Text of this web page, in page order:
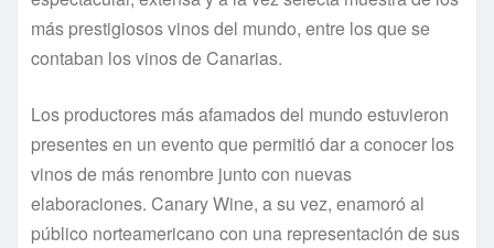
más prestigiosos vinos del mundo, entre los que se
contaban los vinos de Canarias.
Los productores más afamados del mundo estuvieron
presentes en un evento que permitió dar a conocer los
vinos de más renombre junto con nuevas
elaboraciones. Canary Wine, a su vez, enamoró al
público norteamericano con una representación de sus